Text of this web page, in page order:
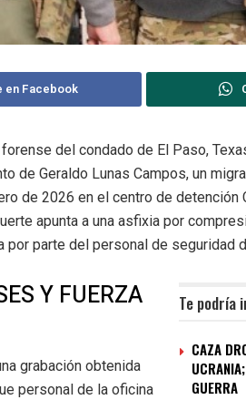
en Facebook
del condado de El Paso,
de Geraldo Lunas Campos, un
de 2026 en el centro de detención
apunta a una asfixia por
parte del personal de seguridad
Te podría
CAZA
GUERRA
Y FUERZA
grabación obtenida
personal de la oficina